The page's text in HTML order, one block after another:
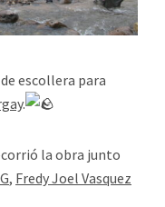
escollera para
.
la obra junto
, Fredy Joel Vasquez